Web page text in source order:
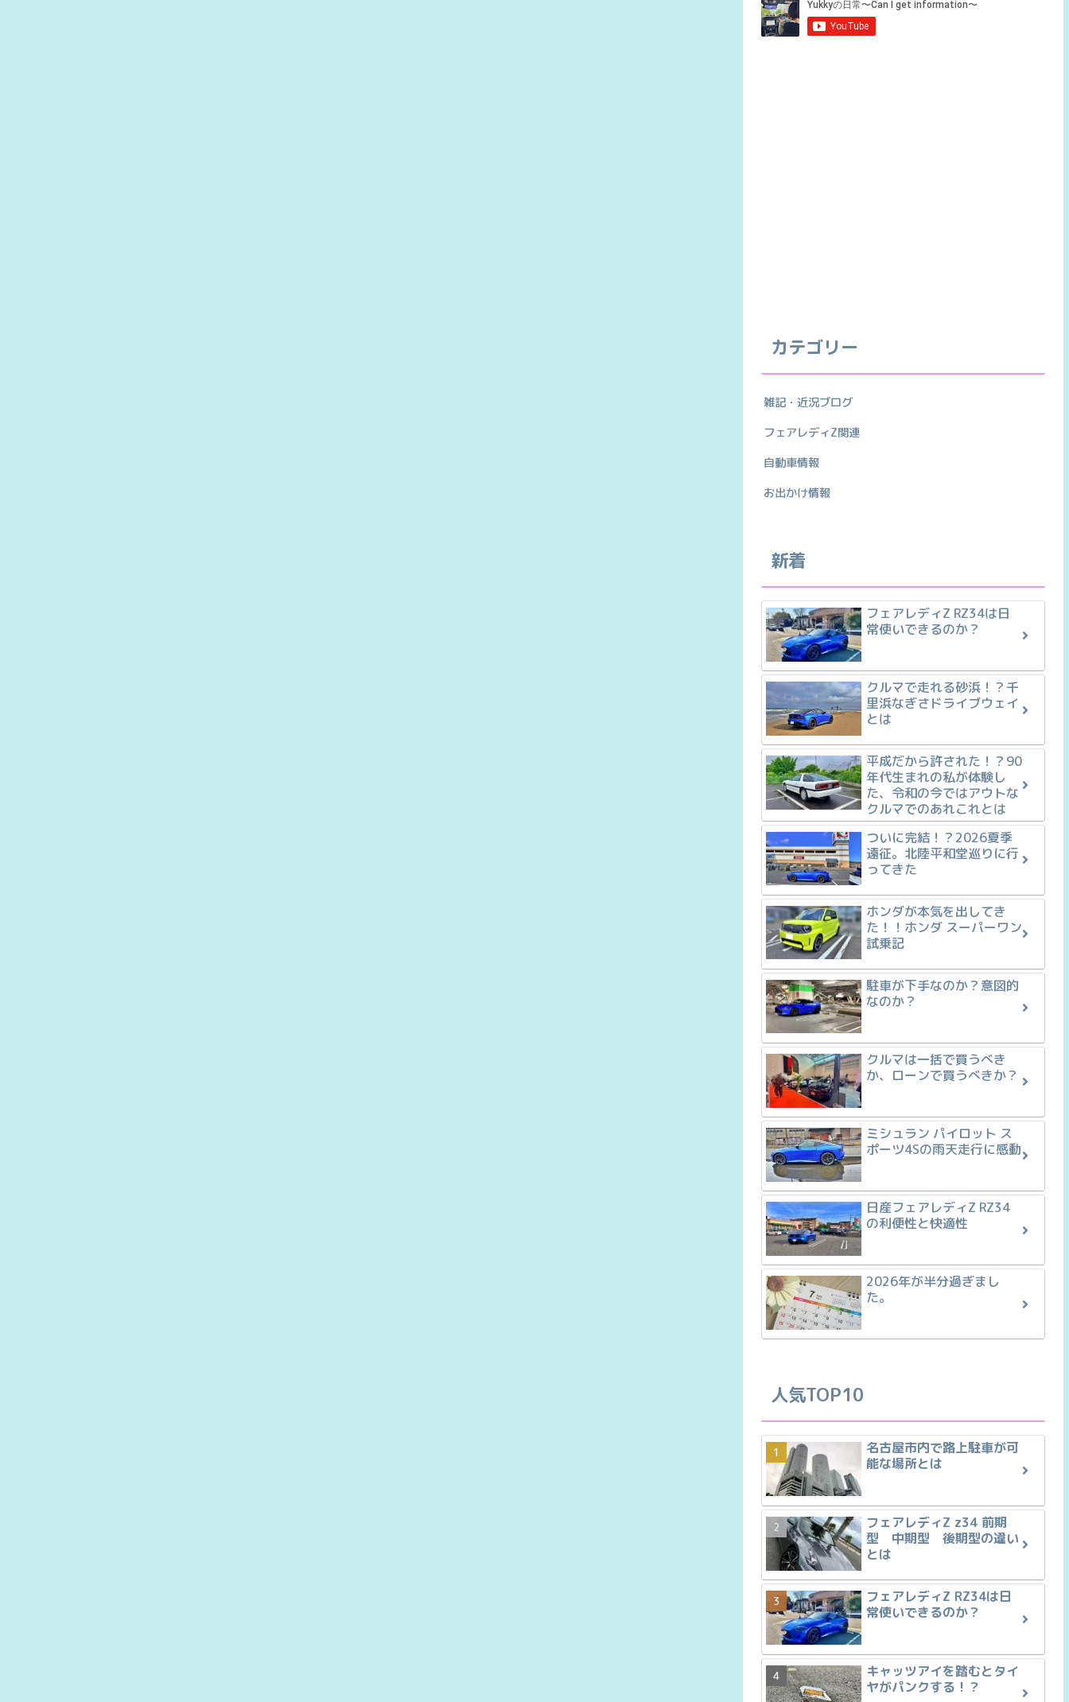
カテゴリー
雑記・近況ブログ
フェアレディZ関連
自動車情報
お出かけ情報
新着
フェアレディZ RZ34は日
常使いできるのか？
クルマで走れる砂浜！？千
里浜なぎさドライブウェイ
とは
平成だから許された！？90
年代生まれの私が体験し
た、令和の今ではアウトな
クルマでのあれこれとは
ついに完結！？2026夏季
遠征。北陸平和堂巡りに行
ってきた
ホンダが本気を出してき
た！！ホンダ スーパーワン
試乗記
駐車が下手なのか？意図的
なのか？
クルマは一括で買うべき
か、ローンで買うべきか？
ミシュラン パイロット ス
ポーツ4Sの雨天走行に感動
日産フェアレディZ RZ34
の利便性と快適性
2026年が半分過ぎまし
た。
人気TOP10
名古屋市内で路上駐車が可
能な場所とは
フェアレディZ z34 前期
型 中期型 後期型の違い
とは
フェアレディZ RZ34は日
常使いできるのか？
キャッツアイを踏むとタイ
ヤがパンクする！？